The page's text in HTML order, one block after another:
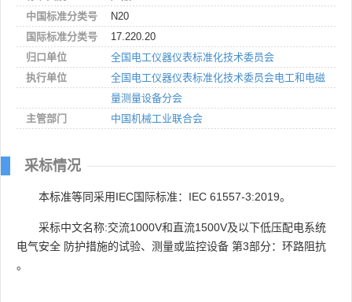
中国标准分类号
N20
国际标准分类号
17.220.20
归口单位
全国电工仪器仪表标准化技术委员会
执行单位
全国电工仪器仪表标准化技术委员会电工和电磁
量测量设备分会
主管部门
中国机械工业联合会
采标情况
本标准等同采用IEC国际标准：IEC 61557-3:2019。
采标中文名称:交流1000V和直流1500V及以下低压配电系统
电气安全 防护措施的试验、测量或监控设备 第3部分：环路阻抗
。